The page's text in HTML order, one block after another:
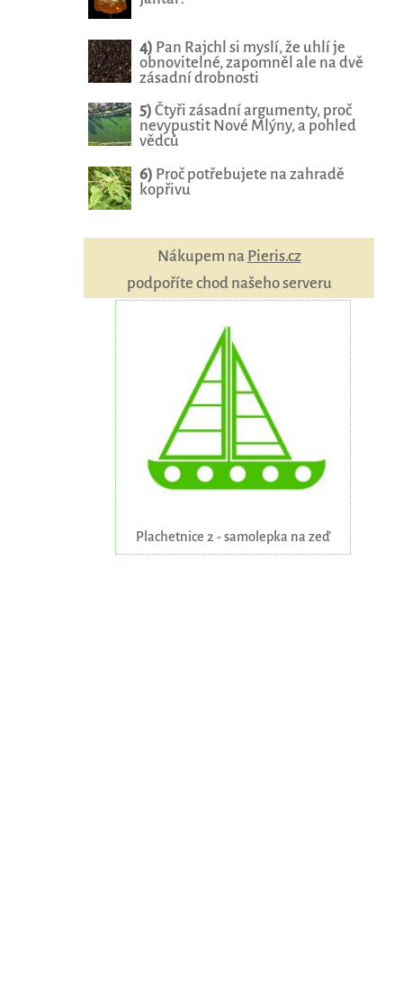
4) Pan Rajchl si myslí, že uhlí je
obnovitelné, zapomněl ale na dvě
zásadní drobnosti
5) Čtyři zásadní argumenty, proč
nevypustit Nové Mlýny, a pohled
vědců
6) Proč potřebujete na zahradě
kopřivu
Nákupem na Pieris.cz
podpoříte chod našeho serveru
Plachetnice 2 - samolepka na zeď